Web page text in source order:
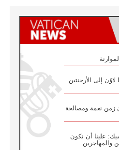
لاوُن إلى الأرجنتين
زمن نعمة ومصالحة
علينا أن نكون
والمهاجرين